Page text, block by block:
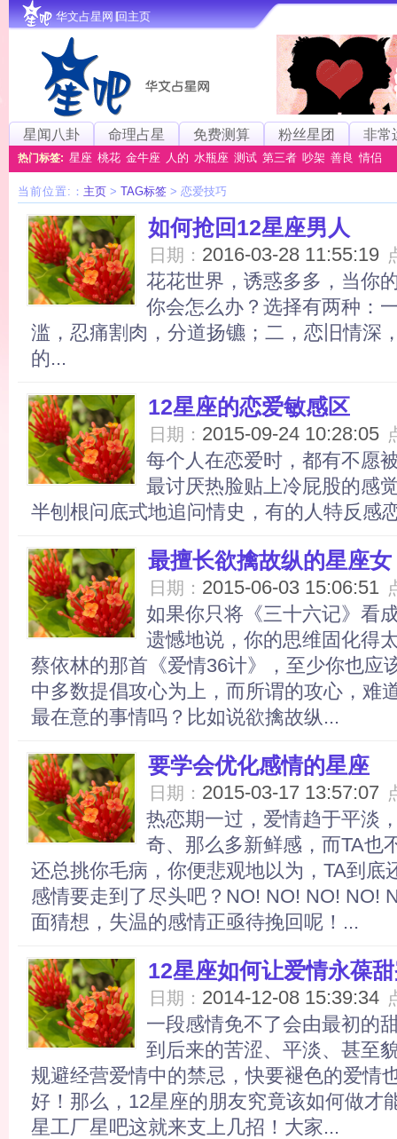
华文占星网∣回主页
星闻八卦 命理占星 免费测算 粉丝星团 非常
热门标签: 星座 桃花 金牛座 人的 水瓶座 测试 第三者 吵架 善良 情侣
当前位置: ： 主页 > TAG标签 > 恋爱技巧
如何抢回12星座男人
日期： 2016-03-28 11:55:19
花花世界，诱惑多多，当你
你会怎么办？选择有两种：
滥，忍痛割肉，分道扬镳；二，恋旧情深
的...
12星座的恋爱敏感区
日期： 2015-09-24 10:28:05
每个人在恋爱时，都有不愿
最讨厌热脸贴上冷屁股的感
半刨根问底式地追问情史，有的人特反感
最擅长欲擒故纵的星座女
日期： 2015-06-03 15:06:51
如果你只将《三十六记》看
遗憾地说，你的思维固化得
蔡依林的那首《爱情36计》，至少你也应
中多数提倡攻心为上，而所谓的攻心，难
最在意的事情吗？比如说欲擒故纵...
要学会优化感情的星座
日期： 2015-03-17 13:57:07
热恋期一过，爱情趋于平淡
奇、那么多新鲜感，而TA也
还总挑你毛病，你便悲观地以为，TA到底
感情要走到了尽头吧？NO! NO! NO! NO!
面猜想，失温的感情正亟待挽回呢！...
12星座如何让爱情永葆
日期： 2014-12-08 15:39:34
一段感情免不了会由最初的
到后来的苦涩、平淡、甚至
规避经营爱情中的禁忌，快要褪色的爱情
好！那么，12星座的朋友究竟该如何做才
星工厂星吧这就来支上几招！大家...